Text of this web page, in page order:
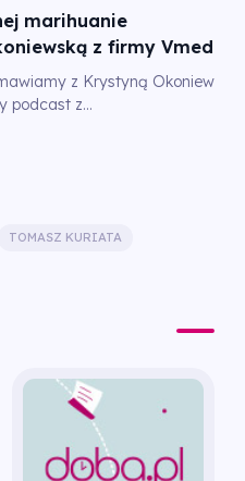
marihuanie
z firmy Vmed
z Krystyną Okoniew
podcast z...
TOMASZ KURIATA